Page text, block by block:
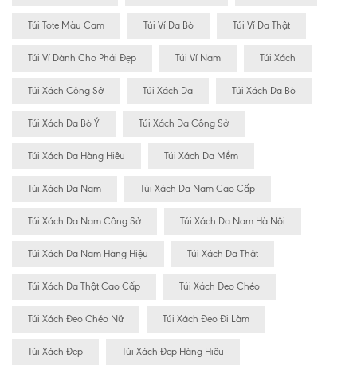
Túi Tote Màu Cam Túi Ví Da Bò Túi Ví Da Thật
Túi Ví Dành Cho Phái Đẹp Túi Ví Nam Túi Xách
Túi Xách Công Sở Túi Xách Da Túi Xách Da Bò
Túi Xách Da Bò Ý Túi Xách Da Công Sở
Túi Xách Da Hàng Hiêu Túi Xách Da Mềm
Túi Xách Da Nam Túi Xách Da Nam Cao Cấp
Túi Xách Da Nam Công Sở Túi Xách Da Nam Hà Nội
Túi Xách Da Nam Hàng Hiệu Túi Xách Da Thật
Túi Xách Da Thật Cao Cấp Túi Xách Đeo Chéo
Túi Xách Đeo Chéo Nữ Túi Xách Đeo Đi Làm
Túi Xách Đẹp Túi Xách Đẹp Hàng Hiệu